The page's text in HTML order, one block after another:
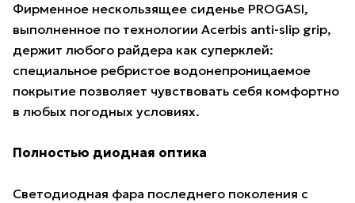
Фирменное нескользящее сиденье PROGASI,
выполненное по технологии Acerbis anti-slip grip,
держит любого райдера как суперклей:
специальное ребристое водонепроницаемое
покрытие позволяет чувствовать себя комфортно
в любых погодных условиях.
Полностью диодная оптика
Светодиодная фара последнего поколения с